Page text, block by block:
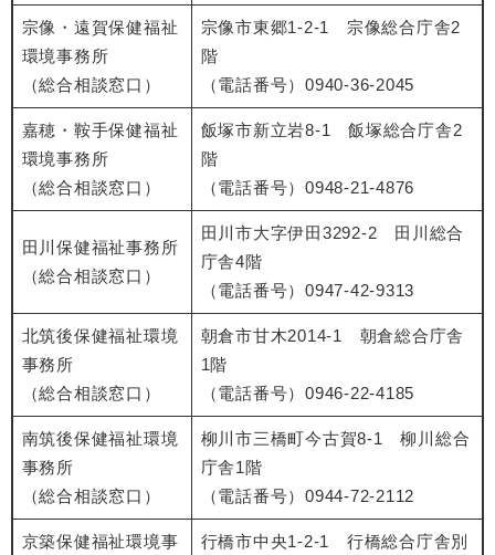
宗像・遠賀保健福祉
環境事務所
（総合相談窓口）
宗像市東郷1-2-1 宗像総合庁舎2
階
（電話番号）0940-36-2045
嘉穂・鞍手保健福祉
環境事務所
（総合相談窓口）
飯塚市新立岩8-1 飯塚総合庁舎2
階
（電話番号）0948-21-4876
田川保健福祉事務所
（総合相談窓口）
田川市大字伊田3292-2 田川総合
庁舎4階
（電話番号）0947-42-9313
北筑後保健福祉環境
事務所
（総合相談窓口）
朝倉市甘木2014-1 朝倉総合庁舎
1階
（電話番号）0946-22-4185
南筑後保健福祉環境
事務所
（総合相談窓口）
柳川市三橋町今古賀8-1 柳川総合
庁舎1階
（電話番号）0944-72-2112
京築保健福祉環境事
行橋市中央1-2-1 行橋総合庁舎別